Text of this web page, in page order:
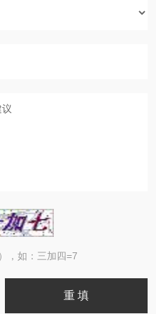
，如：三加四=7